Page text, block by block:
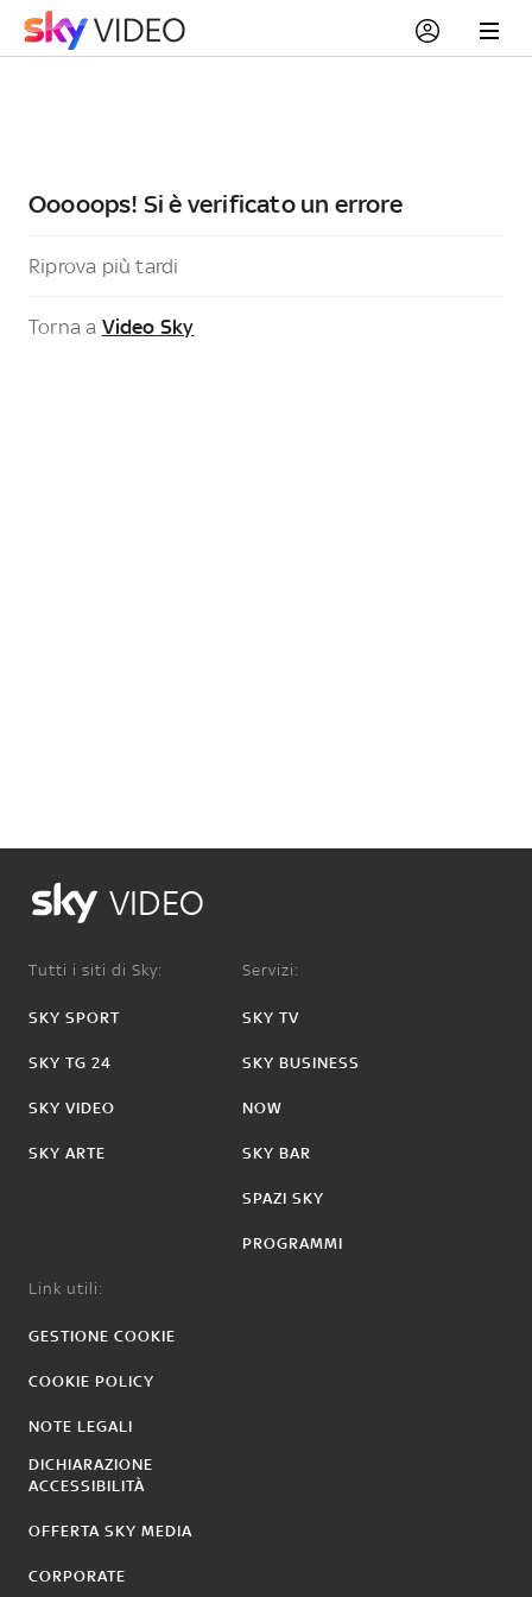
Ooooops! Si è verificato un errore
Riprova più tardi
Torna a Video Sky
VIDEO
Tutti i siti di Sky:
SKY SPORT
SKY TG 24
SKY VIDEO
SKY ARTE
Servizi:
SKY TV
SKY BUSINESS
NOW
SKY BAR
SPAZI SKY
PROGRAMMI
Link utili:
GESTIONE COOKIE
COOKIE POLICY
NOTE LEGALI
DICHIARAZIONE
ACCESSIBILITÀ
OFFERTA SKY MEDIA
CORPORATE